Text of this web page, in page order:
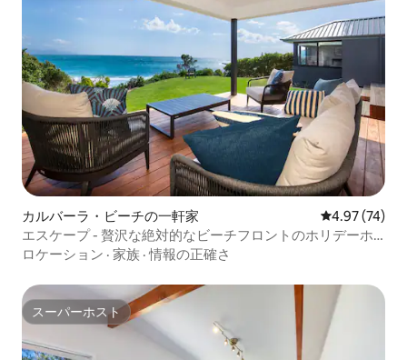
カルバーラ・ビーチの一軒家 レビュー74
4.97 (74)
エスケープ - 贅沢な絶対的なビーチフロントのホリデーホ
ーム
ロケーション · 家族 ·情報の正確さ
スーパーホスト
スーパーホスト